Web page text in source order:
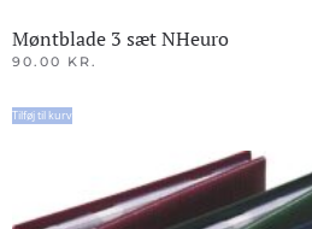
Møntblade 3 sæt NHeuro
90.00 KR.
Tilføj til kurv